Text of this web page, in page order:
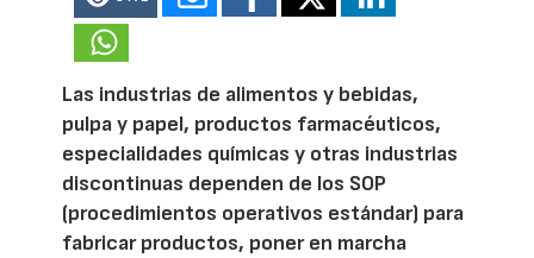
Las industrias de alimentos y bebidas,
pulpa y papel, productos farmacéuticos,
especialidades químicas y otras industrias
discontinuas dependen de los SOP
(procedimientos operativos estándar) para
fabricar productos, poner en marcha